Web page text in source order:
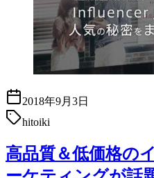
2018年9月3日
hitoiki
高品質＆低価格の